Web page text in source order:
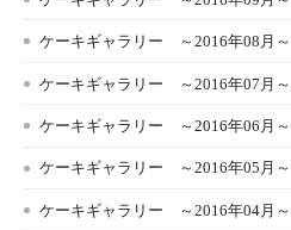
ケーキギャラリー ～2016年08月～
ケーキギャラリー ～2016年07月～
ケーキギャラリー ～2016年06月～
ケーキギャラリー ～2016年05月～
ケーキギャラリー ～2016年04月～